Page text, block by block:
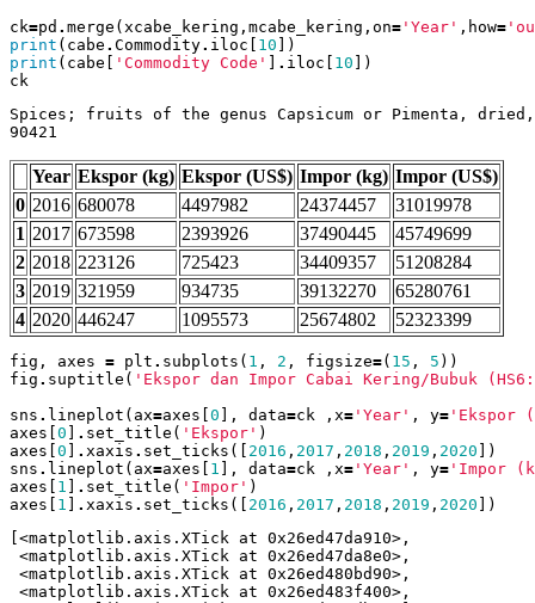
ck=pd . merge ( xcabe_kering , mcabe_kering , on= 'Year' , how=
print ( cabe . Commodity. iloc 10 ])
print ( cabe 'Commodity Code' . iloc 10 ])
ck
Spices; fruits of the genus Capsicum or Pimenta,
Year Ekspor (kg) Ekspor (US$) Impor (kg) Impor (US$)
0 2016 680078 4497982 24374457
31019978
1 2017 673598 2393926 37490445
45749699
2 2018 223126 725423 34409357
51208284
3 2019 321959 934735 39132270
65280761
4 2020 446247 1095573 25674802 52323399
fig , axes = plt . subplots ( 1 , 2 , figsize=( 15 , 5 ))
fig . suptitle ( 'Ekspor dan Impor Cabai Kering/Bubuk
sns . lineplot ( ax=axes 0 ], data=ck , x= 'Year' , y= 'Ekspor
axes 0 . set_title ( 'Ekspor' )
axes 0 . xaxis . set_ticks ([ 2016 , 2017 , 2018 , 2019 , 2020 ])
sns . lineplot ( ax=axes 1 ], data=ck , x= 'Year' , y= 'Impor
axes
1 . set_title ( 'Impor' )
axes
1 . xaxis . set_ticks ([ 2016 , 2017 , 2018 , 2019 , 2020 ])
[<matplotlib.axis.XTick at 0x26ed47da910>,
<matplotlib.axis.XTick at 0x26ed47da8e0>,
<matplotlib.axis.XTick at 0x26ed480bd90>,
<matplotlib.axis.XTick at 0x26ed483f400>,